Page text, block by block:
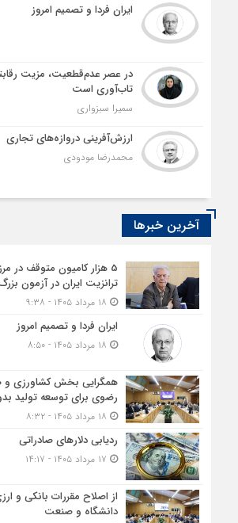
ایران فردا و تصمیم امروز
در عصر عدم‌قطعیت، مزیت
تاب‌آوری است
سمیرا سبزواری
ارزش‌آفرینی دروازه‌های تجاری
محمدرضا مودودی
آخرین خبرها
5 هزار کامیون متوقف در
ترانزیت ایران در آزمون
ایران فردا و تصمیم امروز
همگرایی بخش کشاورزی
رضوی برای توسعه تولید
ردیابی دلارهای صادراتی
از اصلاح مقررات بانکی و
دانشگاه و صنعت